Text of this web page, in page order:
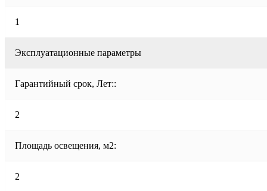
1
Эксплуатационные параметры
Гарантийный срок, Лет::
2
Площадь освещения, м2:
2